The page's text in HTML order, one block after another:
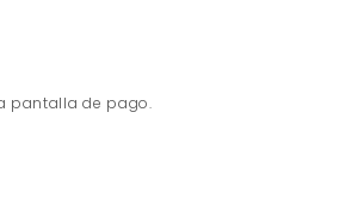
pantalla de pago.